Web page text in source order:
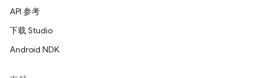
API 参考
下载 Studio
Android NDK